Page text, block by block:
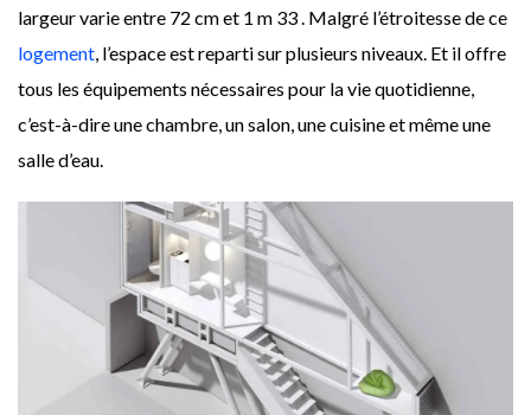
largeur varie entre 72 cm et 1 m 33 . Malgré l’étroitesse de ce
logement, l’espace est reparti sur plusieurs niveaux. Et il offre
tous les équipements nécessaires pour la vie quotidienne,
c’est-à-dire une chambre, un salon, une cuisine et même une
salle d’eau.